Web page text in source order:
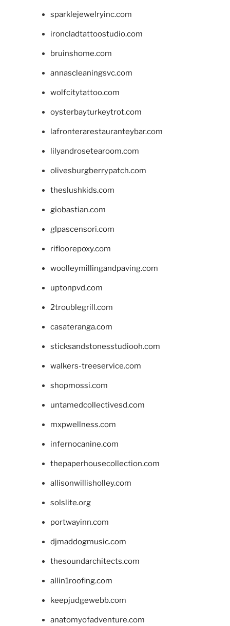
sparklejewelryinc.com
ironcladtattoostudio.com
bruinshome.com
annascleaningsvc.com
wolfcitytattoo.com
oysterbayturkeytrot.com
lafronterarestauranteybar.com
lilyandrosetearoom.com
olivesburgberrypatch.com
theslushkids.com
giobastian.com
glpascensori.com
rifloorepoxy.com
woolleymillingandpaving.com
uptonpvd.com
2troublegrill.com
casateranga.com
sticksandstonesstudiooh.com
walkers-treeservice.com
shopmossi.com
untamedcollectivesd.com
mxpwellness.com
infernocanine.com
thepaperhousecollection.com
allisonwillisholley.com
solslite.org
portwayinn.com
djmaddogmusic.com
thesoundarchitects.com
allin1roofing.com
keepjudgewebb.com
anatomyofadventure.com